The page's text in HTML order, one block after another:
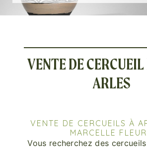
VENTE DE CERCUEIL
ARLES
VENTE DE CERCUEILS À
MARCELLE
Vous recherchez des